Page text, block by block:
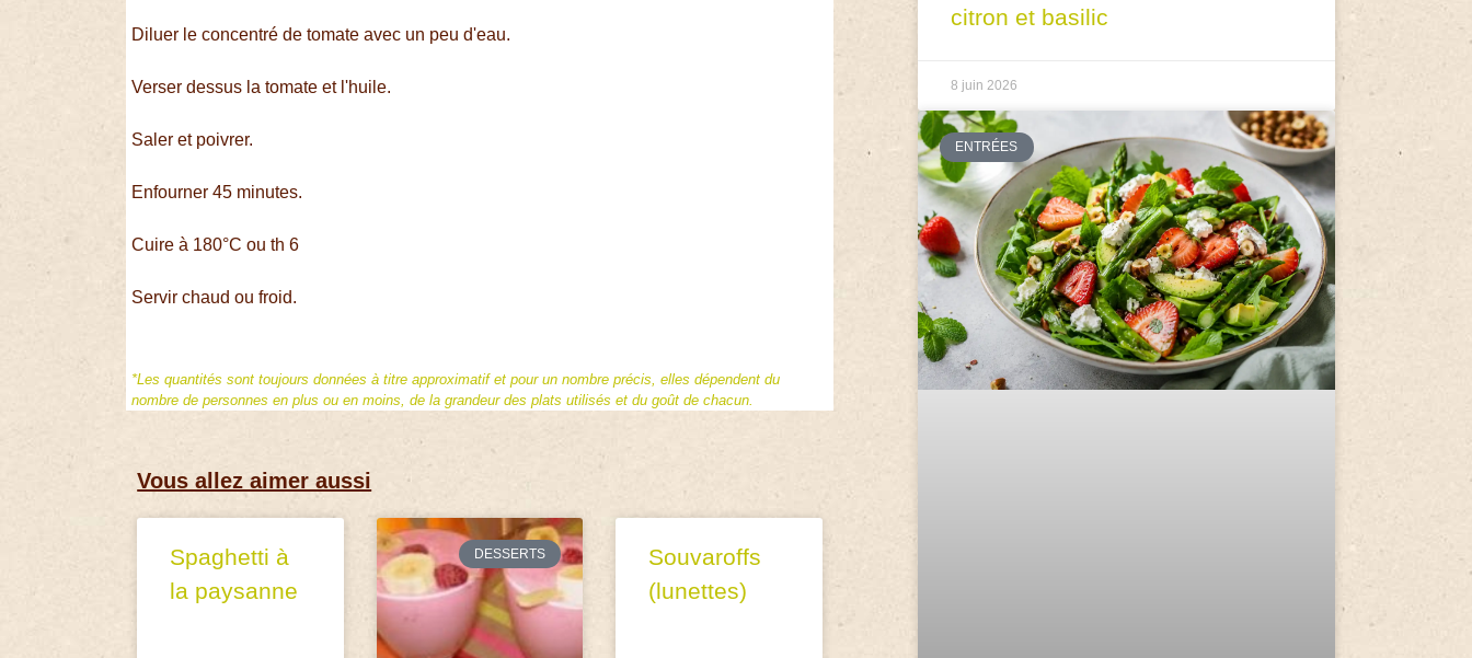
Diluer le concentré de tomate avec un peu d'eau.
Verser dessus la tomate et l'huile.
Saler et poivrer.
Enfourner 45 minutes.
Cuire à 180°C ou th 6
Servir chaud ou froid.
*Les quantités sont toujours données à titre approximatif et pour un nombre précis, elles dépendent du
nombre de personnes en plus ou en moins, de la grandeur des plats utilisés et du goût de chacun.
Vous allez aimer aussi
Spaghetti à
la paysanne
DESSERTS
Souvaroffs
(lunettes)
citron et basilic
8 juin 2026
ENTRÉES